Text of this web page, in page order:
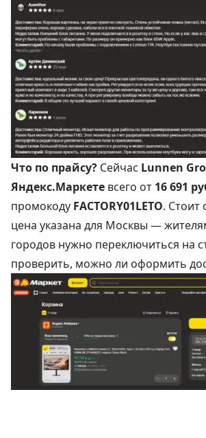
Что по прайсу? Сейчас Lunnen
Яндекс.Маркете всего от 16 691
промокоду FACTORY01LETO. Стоит
цена указана для Москвы —
городов нужно переключиться на
проверить, можно ли оформить